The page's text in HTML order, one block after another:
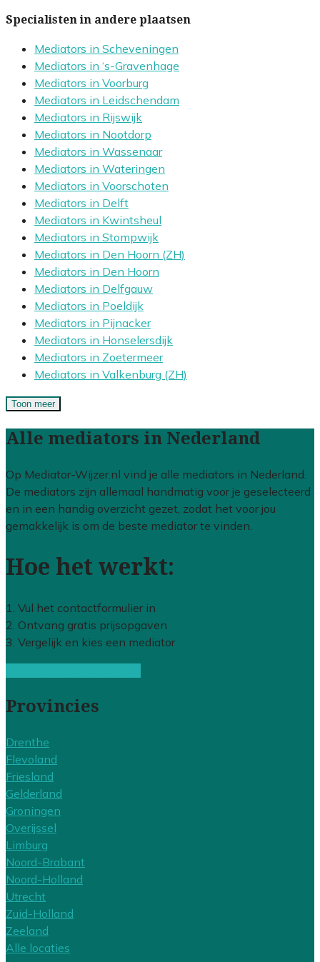
Specialisten in andere plaatsen
Mediators in Scheveningen
Mediators in ‘s-Gravenhage
Mediators in Voorburg
Mediators in Leidschendam
Mediators in Rijswijk
Mediators in Nootdorp
Mediators in Wassenaar
Mediators in Wateringen
Mediators in Voorschoten
Mediators in Delft
Mediators in Kwintsheul
Mediators in Stompwijk
Mediators in Den Hoorn (ZH)
Mediators in Den Hoorn
Mediators in Delfgauw
Mediators in Poeldijk
Mediators in Pijnacker
Mediators in Honselersdijk
Mediators in Zoetermeer
Mediators in Valkenburg (ZH)
Toon meer
Alle mediators in Nederland
Op Mediator-Wijzer.nl vind je alle mediators in Nederland.
De mediators zijn allemaal handmatig voor je geselecteerd
en in een handig overzicht gezet, zodat het voor jou
gemakkelijk is om de beste mediator te vinden.
Hoe het werkt:
1. Vul het contactformulier in
2. Ontvang gratis prijsopgaven
3. Vergelijk en kies een mediator
Provincies
Drenthe
Flevoland
Friesland
Gelderland
Groningen
Overijssel
Limburg
Noord-Brabant
Noord-Holland
Utrecht
Zuid-Holland
Zeeland
Alle locaties